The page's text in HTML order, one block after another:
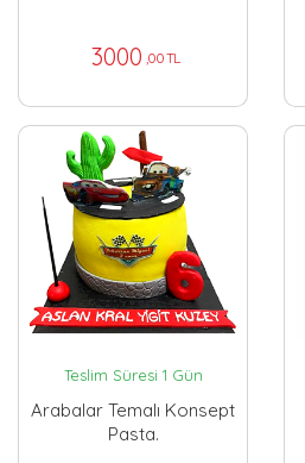
3000 ,00 TL
Teslim Süresi 1 Gün
Arabalar Temalı Konsept
Pasta.